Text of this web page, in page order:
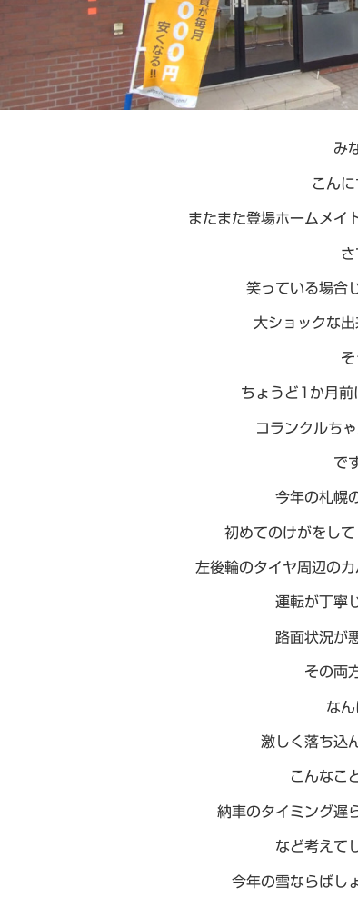
み
こん
またまた登場ホームメイ
さ
笑っている場合
大ショックな出
そ
ちょうど1か月前
コランクルち
で
今年の札幌
初めてのけがをして
左後輪のタイヤ周辺のカ
運転が丁寧
路面状況が
その両
な
激しく落ち込
こんなこ
納車のタイミング遅
など考えて
今年の雪ならばし